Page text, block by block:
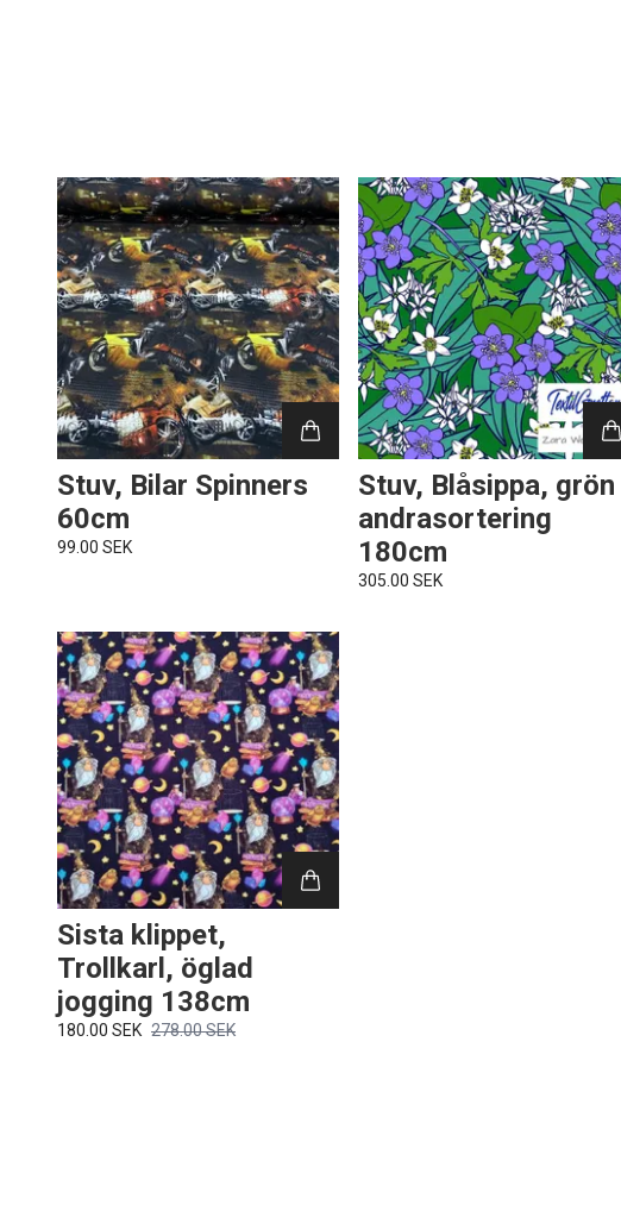
Stuv, Bilar Spinners
60cm
99.00 SEK
Stuv, Blåsippa, grön
andrasortering
180cm
305.00 SEK
Sista klippet,
Trollkarl, öglad
jogging 138cm
180.00 SEK 278.00 SEK